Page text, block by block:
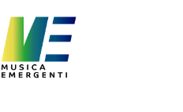
contenuto